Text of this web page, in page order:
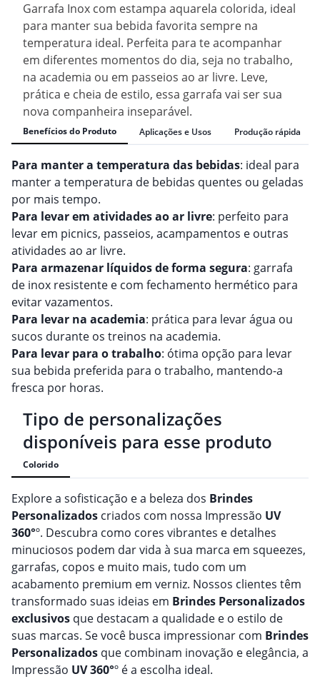
Garrafa Inox com estampa aquarela colorida, ideal
para manter sua bebida favorita sempre na
temperatura ideal. Perfeita para te acompanhar
em diferentes momentos do dia, seja no trabalho,
na academia ou em passeios ao ar livre. Leve,
prática e cheia de estilo, essa garrafa vai ser sua
nova companheira inseparável.
Benefícios do Produto Aplicações e Usos Produção rápida
Para manter a temperatura das bebidas: ideal para
manter a temperatura de bebidas quentes ou geladas
por mais tempo.
Para levar em atividades ao ar livre: perfeito para
levar em picnics, passeios, acampamentos e outras
atividades ao ar livre.
Para armazenar líquidos de forma segura: garrafa
de inox resistente e com fechamento hermético para
evitar vazamentos.
Para levar na academia: prática para levar água ou
sucos durante os treinos na academia.
Para levar para o trabalho: ótima opção para levar
sua bebida preferida para o trabalho, mantendo-a
fresca por horas.
Tipo de personalizações
disponíveis para esse produto
Colorido
Explore a sofisticação e a beleza dos Brindes
Personalizados criados com nossa Impressão UV
360°º. Descubra como cores vibrantes e detalhes
minuciosos podem dar vida à sua marca em squeezes,
garrafas, copos e muito mais, tudo com um
acabamento premium em verniz. Nossos clientes têm
transformado suas ideias em Brindes Personalizados
exclusivos que destacam a qualidade e o estilo de
suas marcas. Se você busca impressionar com Brindes
Personalizados que combinam inovação e elegância, a
Impressão UV 360°º é a escolha ideal.